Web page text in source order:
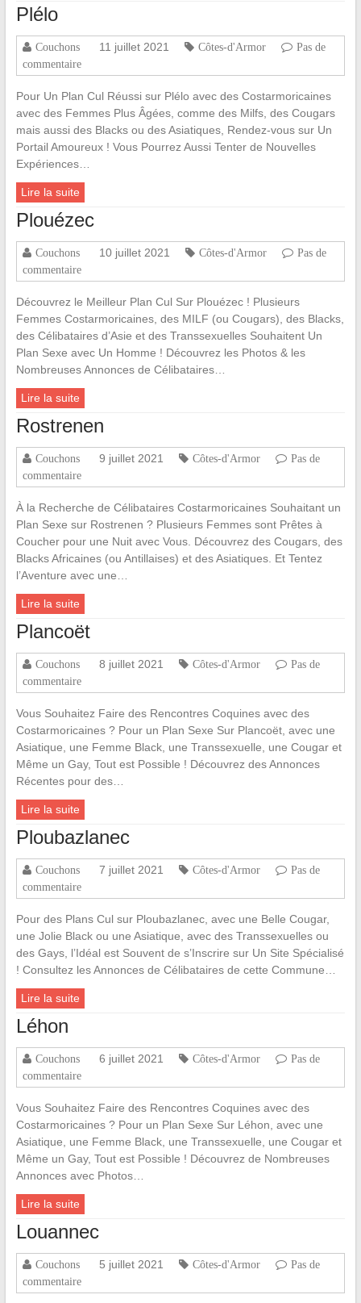
Plélo
Couchons 11 juillet 2021 Côtes-d'Armor
Pas de
commentaire
Pour Un Plan Cul Réussi sur Plélo avec des Costarmoricaines
avec des Femmes Plus Âgées, comme des Milfs, des Cougars
mais aussi des Blacks ou des Asiatiques, Rendez-vous sur Un
Portail Amoureux ! Vous Pourrez Aussi Tenter de Nouvelles
Expériences…
Lire la suite
Plouézec
Couchons 10 juillet 2021 Côtes-d'Armor
Pas de
commentaire
Découvrez le Meilleur Plan Cul Sur Plouézec ! Plusieurs
Femmes Costarmoricaines, des MILF (ou Cougars), des Blacks,
des Célibataires d’Asie et des Transsexuelles Souhaitent Un
Plan Sexe avec Un Homme ! Découvrez les Photos & les
Nombreuses Annonces de Célibataires…
Lire la suite
Rostrenen
Couchons 9 juillet 2021 Côtes-d'Armor
Pas de
commentaire
À la Recherche de Célibataires Costarmoricaines Souhaitant un
Plan Sexe sur Rostrenen ? Plusieurs Femmes sont Prêtes à
Coucher pour une Nuit avec Vous. Découvrez des Cougars, des
Blacks Africaines (ou Antillaises) et des Asiatiques. Et Tentez
l’Aventure avec une…
Lire la suite
Plancoët
Couchons 8 juillet 2021 Côtes-d'Armor
Pas de
commentaire
Vous Souhaitez Faire des Rencontres Coquines avec des
Costarmoricaines ? Pour un Plan Sexe Sur Plancoët, avec une
Asiatique, une Femme Black, une Transsexuelle, une Cougar et
Même un Gay, Tout est Possible ! Découvrez des Annonces
Récentes pour des…
Lire la suite
Ploubazlanec
Couchons 7 juillet 2021 Côtes-d'Armor
Pas de
commentaire
Pour des Plans Cul sur Ploubazlanec, avec une Belle Cougar,
une Jolie Black ou une Asiatique, avec des Transsexuelles ou
des Gays, l’Idéal est Souvent de s’Inscrire sur Un Site Spécialisé
! Consultez les Annonces de Célibataires de cette Commune…
Lire la suite
Léhon
Couchons 6 juillet 2021 Côtes-d'Armor
Pas de
commentaire
Vous Souhaitez Faire des Rencontres Coquines avec des
Costarmoricaines ? Pour un Plan Sexe Sur Léhon, avec une
Asiatique, une Femme Black, une Transsexuelle, une Cougar et
Même un Gay, Tout est Possible ! Découvrez de Nombreuses
Annonces avec Photos…
Lire la suite
Louannec
Couchons 5 juillet 2021 Côtes-d'Armor
Pas de
commentaire